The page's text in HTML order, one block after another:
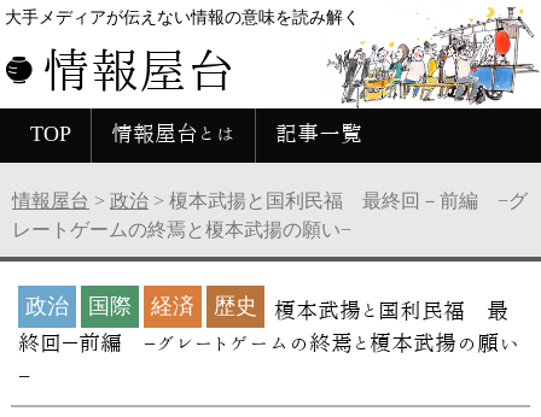
大手メディアが伝えない情報の意味を読み解く
情報屋台
TOP 情報屋台とは 記事一覧
情報屋台 > 政治 > 榎本武揚と国利民福 最終回－前編 −グ
レートゲームの終焉と榎本武揚の願い−
政治 国際 経済 歴史
榎本武揚と国利民福 最
終回－前編 −グレートゲームの終焉と榎本武揚の願い
−